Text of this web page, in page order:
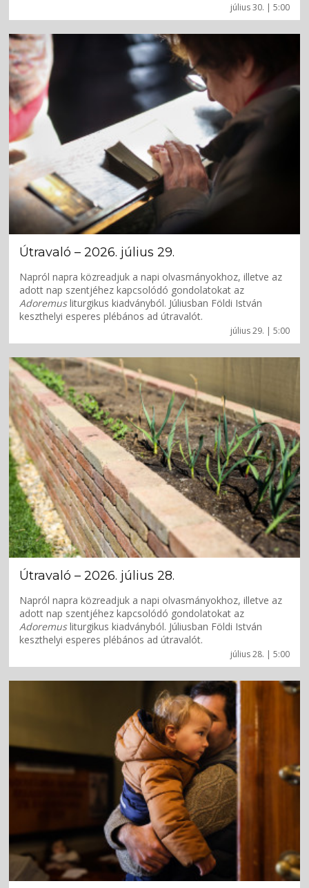
július 30. | 5:00
július 29. | 5:00
Útravaló – 2026. július 29.
Napról napra közreadjuk a napi olvasmányokhoz, illetve az
adott nap szentjéhez kapcsolódó gondolatokat az
Adoremusliturgikus kiadványból. Júliusban Földi István
keszthelyi esperes plébános ad útravalót.
július 28. | 5:00
Útravaló – 2026. július 28.
Napról napra közreadjuk a napi olvasmányokhoz, illetve az
adott nap szentjéhez kapcsolódó gondolatokat az
Adoremusliturgikus kiadványból. Júliusban Földi István
keszthelyi esperes plébános ad útravalót.